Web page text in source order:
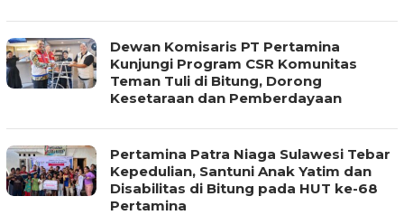
Dewan Komisaris PT Pertamina
Kunjungi Program CSR Komunitas
Teman Tuli di Bitung, Dorong
Kesetaraan dan Pemberdayaan
Pertamina Patra Niaga Sulawesi Tebar
Kepedulian, Santuni Anak Yatim dan
Disabilitas di Bitung pada HUT ke-68
Pertamina